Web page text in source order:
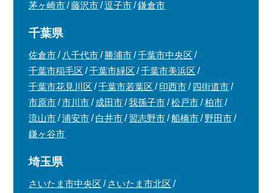
茅ヶ崎市 藤沢市 逗子市 鎌倉市
千葉県
佐倉市 八千代市 勝浦市
千葉市中央区
千葉市稲毛区
千葉市緑区
千葉市美浜区
千葉市花見川区
千葉市若葉区 印西市
四街道市
市原市
市川市 成田市 我孫子市 松戸市
柏市
流山市
浦安市 白井市 習志野市 船橋市
野田市
鎌ヶ谷市
埼玉県
さいたま市中央区
さいたま市北区